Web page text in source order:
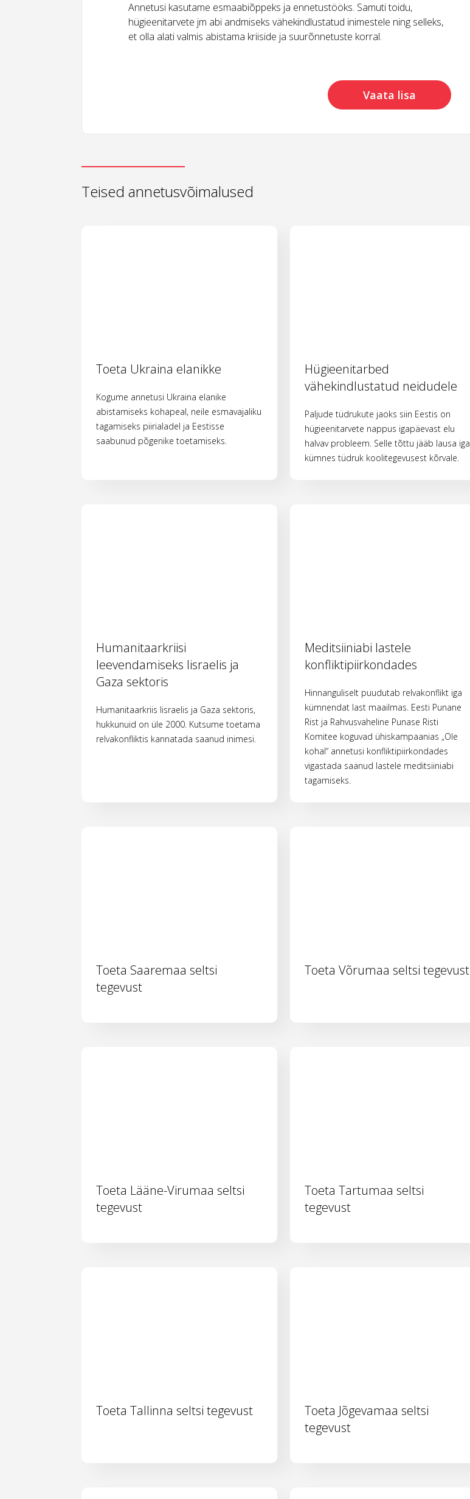
Annetusi kasutame esmaabiõppeks ja ennetustööks. Samuti toidu,
hügieenitarvete jm abi andmiseks vähekindlustatud inimestele ning selleks,
et olla alati valmis abistama kriiside ja suurõnnetuste korral.
Vaata lisa
Teised annetusvõimalused
Toeta Ukraina elanikke
Kogume annetusi Ukraina elanike
abistamiseks kohapeal, neile esmavajaliku
tagamiseks piirialadel ja Eestisse
saabunud põgenike toetamiseks.
Hügieenitarbed
vähekindlustatud neidudele
Paljude tüdrukute jaoks siin Eestis on
hügieenitarvete nappus igapäevast elu
halvav probleem. Selle tõttu jääb lausa iga
kümnes tüdruk koolitegevusest kõrvale.
Humanitaarkriisi
leevendamiseks Iisraelis ja
Gaza sektoris
Humanitaarkriis Iisraelis ja Gaza sektoris,
hukkunuid on üle 2000. Kutsume toetama
relvakonfliktis kannatada saanud inimesi.
Meditsiiniabi lastele
konfliktipiirkondades
Hinnanguliselt puudutab relvakonflikt iga
kümnendat last maailmas. Eesti Punane
Rist ja Rahvusvaheline Punase Risti
Komitee koguvad ühiskampaanias „Ole
kohal“ annetusi konfliktipiirkondades
vigastada saanud lastele meditsiiniabi
tagamiseks.
Toeta Saaremaa seltsi
tegevust
Toeta Võrumaa seltsi tegevust
Toeta Lääne-Virumaa seltsi
tegevust
Toeta Tartumaa seltsi
tegevust
Toeta Tallinna seltsi tegevust
Toeta Jõgevamaa seltsi
tegevust